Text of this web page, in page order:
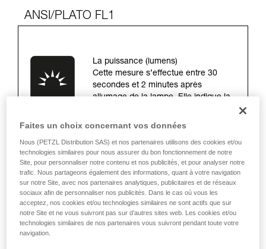
consulter. Vous devez avoir compris les
informations de la notice technique pour
Maîtriser ces techniques nécessite une
formation et un entraînement spécifique. Validez
avec un professionnel votre capacité à refaire
la manipulation, seul, en toute sécurité, avant
liées à votre activité. Il peut en exister d’autres
que nous ne décrivons pas ici.
ANSI/PLATO FL1
La puissance (lumens)
Cette mesure s’effectue entre 30
secondes et 2 minutes après
allumage de la lampe. Elle indique la
piles ou batteries neuves, au
La distance d’éclairage (mètres)
Il s’agit de la distance maximale entre
la lampe et l’endroit où il ne reste que
0,25 lux d’éclairement. La mesure est
faite à l’allumage avec des piles ou
Faites un choix concernant vos données
Nous (PETZL Distribution SAS) et nos partenaires utilisons des cookies et/ou
technologies similaires pour nous assurer du bon fonctionnement de notre
Site, pour personnaliser notre contenu et nos publicités, et pour analyser notre
trafic. Nous partageons également des informations, quant à votre navigation
sur notre Site, avec nos partenaires analytiques, publicitaires et de réseaux
sociaux afin de personnaliser nos publicités. Dans le cas où vous les
acceptez, nos cookies et/ou technologies similaires ne sont actifs que sur
notre Site et ne vous suivront pas sur d’autres sites web. Les cookies et/ou
technologies similaires de nos partenaires vous suivront pendant toute votre
navigation.